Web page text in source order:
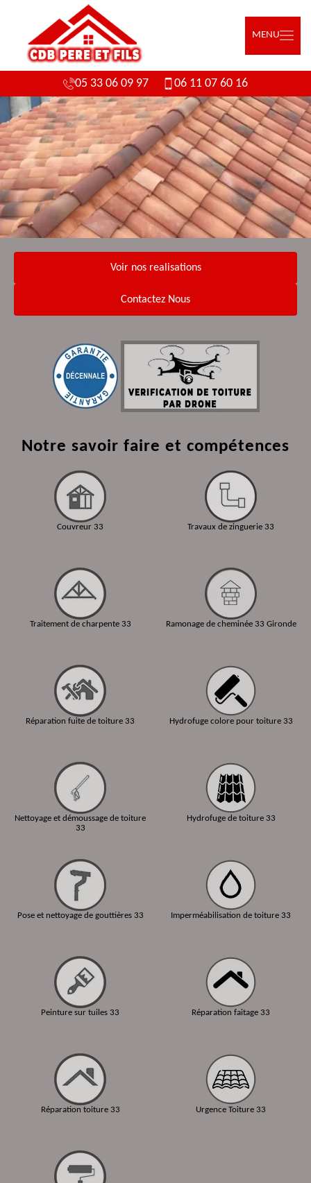
MENU
05 33 06 09 97 06 11 07 60 16
Voir nos realisations
Contactez Nous
Notre savoir faire et compétences
Couvreur 33
Traitement de charpente 33
Réparation fuite de toiture 33
Nettoyage et démoussage de toiture
33
Pose et nettoyage de gouttières 33
Peinture sur tuiles 33
Réparation toiture 33
Travaux de zinguerie 33
Ramonage de cheminée 33 Gironde
Hydrofuge colore pour toiture 33
Hydrofuge de toiture 33
Imperméabilisation de toiture 33
Réparation faitage 33
Urgence Toiture 33